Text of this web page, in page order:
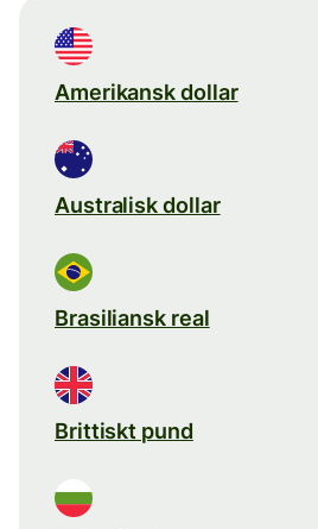
Amerikansk dollar
Australisk dollar
Brasiliansk real
Brittiskt pund